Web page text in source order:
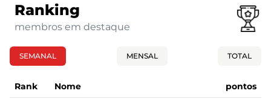
Ranking
membros em destaque
SEMANAL MENSAL TOTAL
Rank Nome pontos